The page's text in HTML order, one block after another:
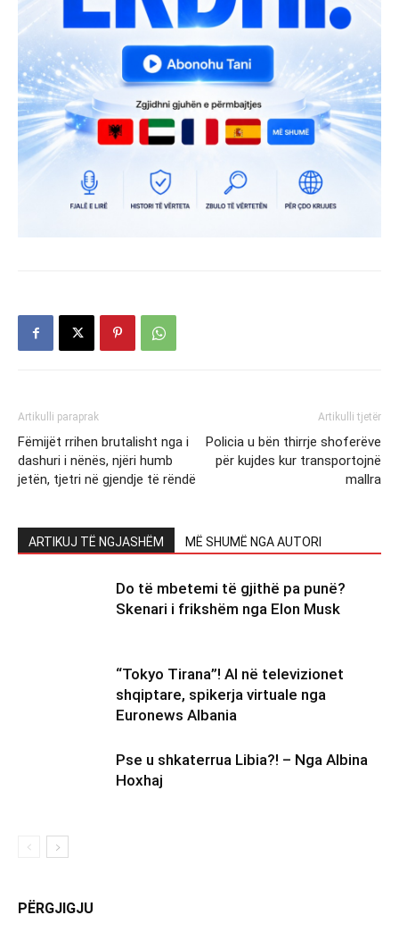
Artikulli paraprak
Fëmijët rrihen brutalisht nga i
dashuri i nënës, njëri humb
jetën, tjetri në gjendje të rëndë
Artikulli tjetër
Policia u bën thirrje shoferëve
për kujdes kur transportojnë
mallra
ARTIKUJ TË NGJASHËM MË SHUMË NGA AUTORI
Do të mbetemi të gjithë pa punë?
Skenari i frikshëm nga Elon Musk
“Tokyo Tirana”! AI në televizionet
shqiptare, spikerja virtuale nga
Euronews Albania
Pse u shkaterrua Libia?! – Nga Albina
Hoxhaj
PËRGJIGJU